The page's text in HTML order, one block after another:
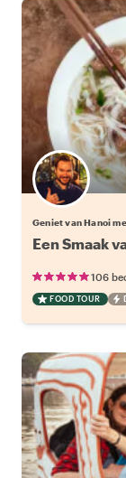
Geniet van Hanoi
Een Smaak
106
FOOD TOUR